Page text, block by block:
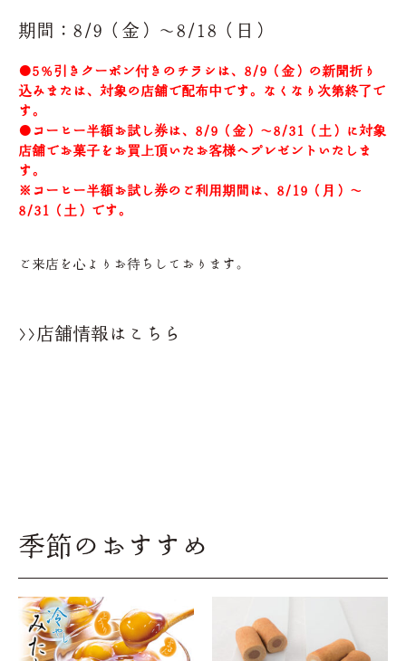
期間：8/9（金）～8/18（日）
●5％引きクーポン付きのチラシは、8/9（金）の新聞折り
込みまたは、対象の店舗で配布中です。なくなり次第終了で
す。
●コーヒー半額お試し券は、8/9（金）～8/31（土）に対象
店舗でお菓子をお買上頂いたお客様へプレゼントいたしま
す。
※コーヒー半額お試し券のご利用期間は、8/19（月）～
8/31（土）です。
ご来店を心よりお待ちしております。
>>店舗情報はこちら
季節のおすすめ